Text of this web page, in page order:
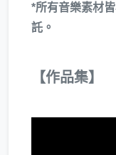
*所有音樂素材
託​。
【作品集】